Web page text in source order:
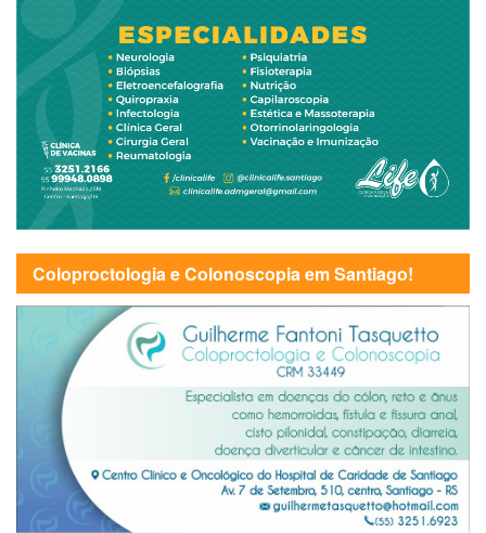
Coloproctologia e Colonoscopia em Santiago!